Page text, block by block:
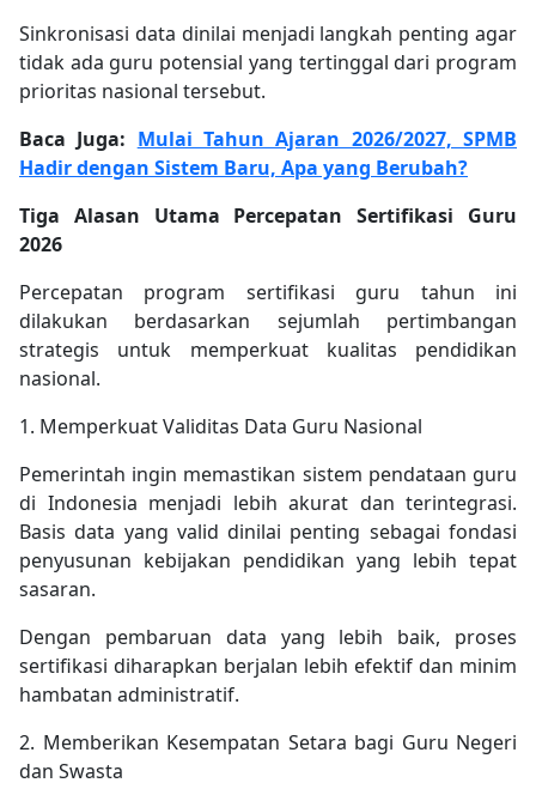
Sinkronisasi data dinilai menjadi langkah penting agar
tidak ada guru potensial yang tertinggal dari program
prioritas nasional tersebut.
Baca Juga: Mulai Tahun Ajaran 2026/2027, SPMB
Hadir dengan Sistem Baru, Apa yang Berubah?
Tiga Alasan Utama Percepatan Sertifikasi Guru
2026
Percepatan program sertifikasi guru tahun ini
dilakukan berdasarkan sejumlah pertimbangan
strategis untuk memperkuat kualitas pendidikan
nasional.
1. Memperkuat Validitas Data Guru Nasional
Pemerintah ingin memastikan sistem pendataan guru
di Indonesia menjadi lebih akurat dan terintegrasi.
Basis data yang valid dinilai penting sebagai fondasi
penyusunan kebijakan pendidikan yang lebih tepat
sasaran.
Dengan pembaruan data yang lebih baik, proses
sertifikasi diharapkan berjalan lebih efektif dan minim
hambatan administratif.
2. Memberikan Kesempatan Setara bagi Guru Negeri
dan Swasta